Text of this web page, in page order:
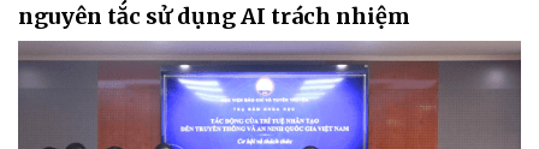
nguyên tắc sử dụng AI trách nhiệm